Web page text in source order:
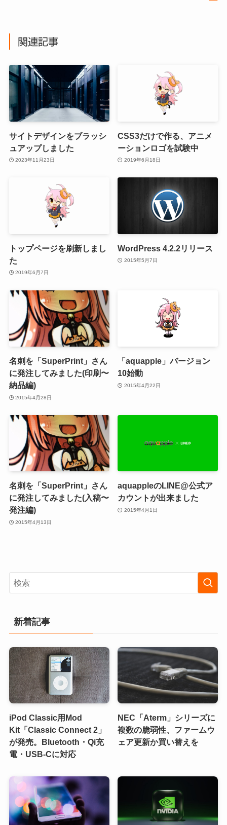
関連記事
サイトデザインをブラッシ
ュアップしました
2023年11月23日
CSS3だけで作る、アニメ
ーションロゴを試験中
2019年6月18日
トップページを刷新しまし
た
2019年6月7日
WordPress 4.2.2リリース
2015年5月7日
名刺を「SuperPrint」さん
に発注してみました(印刷〜
納品編)
2015年4月28日
「aquapple」バージョン
10始動
2015年4月22日
名刺を「SuperPrint」さん
に発注してみました(入稿〜
発注編)
2015年4月13日
aquappleのLINE@公式ア
カウントが出来ました
2015年4月1日
新着記事
iPod Classic用Mod
Kit「Classic Connect 2」
が発売。Bluetooth・Qi充
電・USB-Cに対応
NEC「Aterm」シリーズに
複数の脆弱性、ファームウ
ェア更新か買い替えを